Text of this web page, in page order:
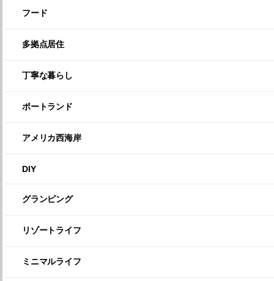
フード
多拠点居住
丁寧な暮らし
ポートランド
アメリカ西海岸
DIY
グランピング
リゾートライフ
ミニマルライフ